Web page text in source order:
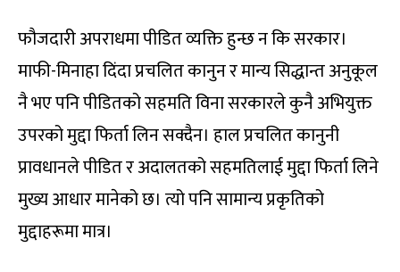
फौजदारी अपराधमा पीडित व्यक्ति हुन्छ न कि सरकार।
माफी-मिनाहा दिंदा प्रचलित कानुन र मान्य सिद्धान्त अनुकूल
नै भए पनि पीडितको सहमति विना सरकारले कुनै अभियुक्त
उपरको मुद्दा फिर्ता लिन सक्दैन। हाल प्रचलित कानुनी
प्रावधानले पीडित र अदालतको सहमतिलाई मुद्दा फिर्ता लिने
मुख्य आधार मानेको छ। त्यो पनि सामान्य प्रकृतिको
मुद्दाहरूमा मात्र।